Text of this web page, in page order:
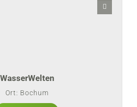
WasserWelten
Ort: Bochum